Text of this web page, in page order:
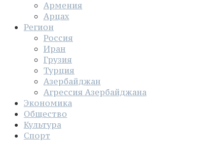
Армения
Арцах
Регион
Россия
Иран
Грузия
Турция
Азербайджан
Агрессия Азербайджана
Экономика
Общество
Культура
Спорт